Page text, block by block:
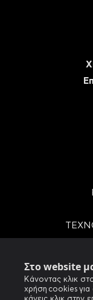
Στο website
Κάνοντας κλικ
χρήση cookies για